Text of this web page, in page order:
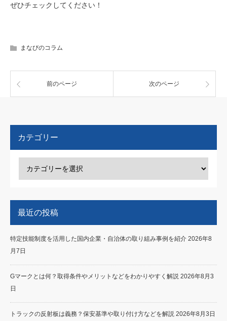
ぜひチェックしてください！
まなびのコラム
前のページ 次のページ
カテゴリー
最近の投稿
特定技能制度を活用した国内企業・自治体の取り組み事例を紹介 2026年8
月7日
Gマークとは何？取得条件やメリットなどをわかりやすく解説 2026年8月3
日
トラックの反射板は義務？保安基準や取り付け方などを解説 2026年8月3日